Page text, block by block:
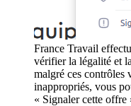
France Travail
vérifier la légalité et
malgré ces contrôles
inappropriés, vous
« Signaler cette offre